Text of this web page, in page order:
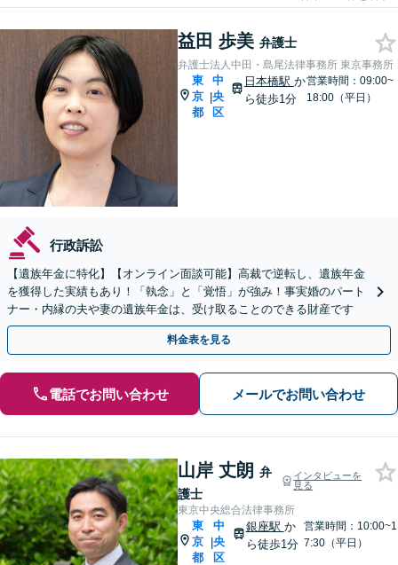
益田 歩美 弁護士
弁護士法人中田・島尾法律事務所 東京事務所
東
京
都
|
中
央
区
日本橋駅 か
ら徒歩1分
営業時間：09:00~
18:00（平日）
行政訴訟
【遺族年金に特化】【オンライン面談可能】高裁で逆転し、遺族年金
を獲得した実績もあり！「執念」と「覚悟」が強み！事実婚のパート
ナー・内縁の夫や妻の遺族年金は、受け取ることのできる財産です
料金表を見る
電話でお問い合わせ メールでお問い合わせ
山岸 丈朗 弁
護士
インタビューを
見る
東京中央総合法律事務所
東
京
都
|
中
央
区
銀座駅 か
ら徒歩1分
営業時間：10:00~1
7:30（平日）